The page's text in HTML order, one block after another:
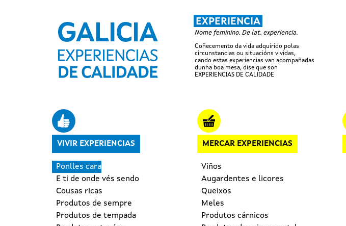
EXPERIENCIA
Nome feminino. De lat. experiencia.
Coñecemento da vida adquirido polas
circunstancias ou situacións vividas,
cando estas experiencias van acompañadas
dunha boa mesa, dise que son
EXPERIENCIAS DE CALIDADE
VIVIR EXPERIENCIAS
Ponlles cara
E ti de onde vés sendo
Cousas ricas
Produtos de sempre
Produtos de tempada
MERCAR EXPERIENCIAS
Viños
Augardentes e licores
Queixos
Meles
Produtos cárnicos